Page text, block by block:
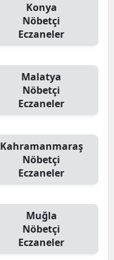
Konya
Nöbetçi
Eczaneler
Malatya
Nöbetçi
Eczaneler
Kahramanmaraş
Nöbetçi
Eczaneler
Muğla
Nöbetçi
Eczaneler